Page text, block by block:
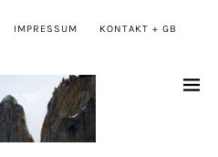
IMPRESSUM KONTAKT + GB